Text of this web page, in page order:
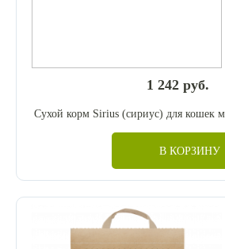
1 242 руб.
Сухой корм Sirius (сириус) для кошек
В КОРЗИНУ